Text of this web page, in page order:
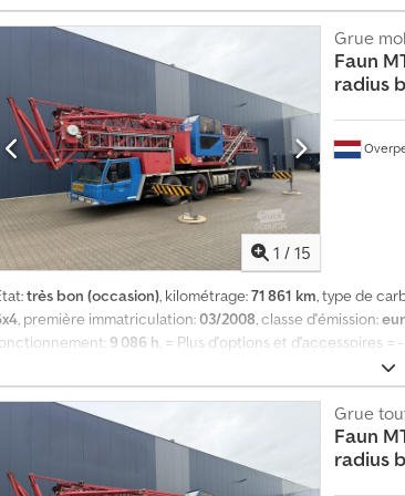
0
1
8
5
9
5
1 / 15
Grue
Faun
radius
très bon (occasion), kilométrage:71 861 km, type de
, première immatriculation:03/2008, classe d'émission:
9 086 h, = Plus d'options et d'accessoires =
Révisé: × Type CE: CE, EPA, TÜV = Plus d'informations =
Type de moteur: MERCEDES-BENZ Mercedes-Benz
35.880 kg Capacité de charge: 120 kg PBV: 36.000 kg
Entretien, historique et condition APK (CT): valable jusqu'à
Identification Numéro d'immatriculation: 1VKP472
Grue
Faun
radius